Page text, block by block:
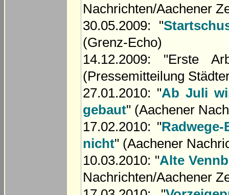
Nachrichten/Aachener
30.05.2009: "
(Grenz-Echo)
14.12.2009: "Erste
(Pressemitteilung
27.01.2010: "Ab Juli
gebaut" (Aachener
17.02.2010: "
nicht" (Aachener
10.03.2010: "Alte
Nachrichten/Aachener